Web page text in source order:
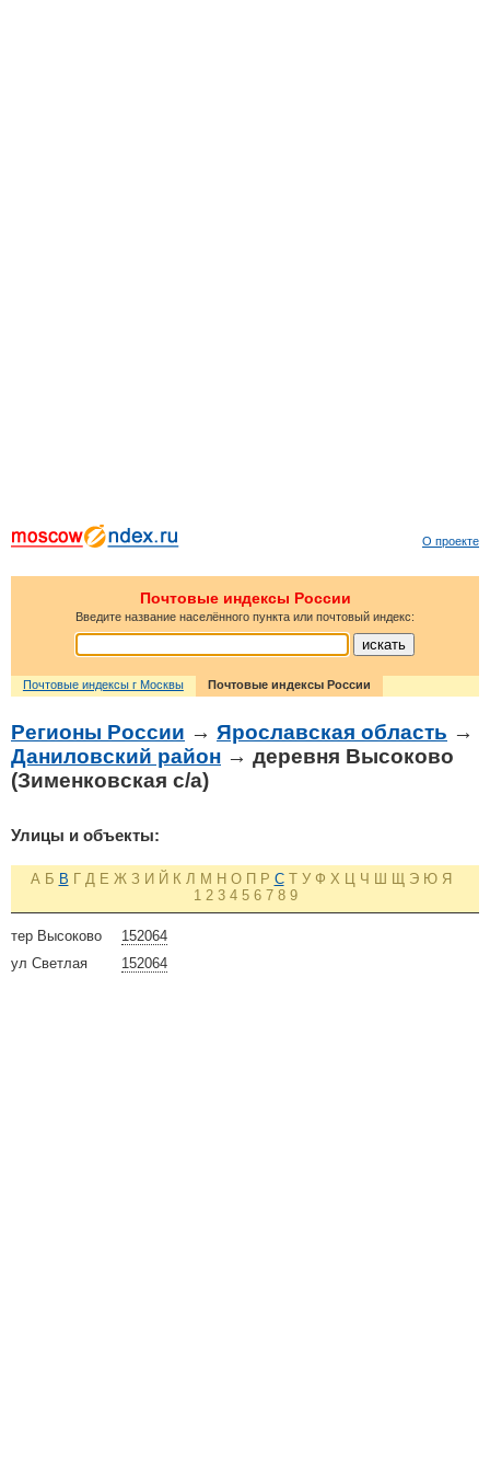
О проекте
Почтовые индексы России
Введите название населённого пункта или почтовый индекс:
Почтовые индексы г Москвы Почтовые индексы России
Регионы России → Ярославская область →
Даниловский район → деревня Высоково
(Зименковская с/а)
Улицы и объекты:
А Б В Г Д Е Ж З И Й К Л М Н О П Р С Т У Ф Х Ц Ч Ш Щ Э Ю Я
1 2 3 4 5 6 7 8 9
152064
тер Высоково
152064
ул Светлая